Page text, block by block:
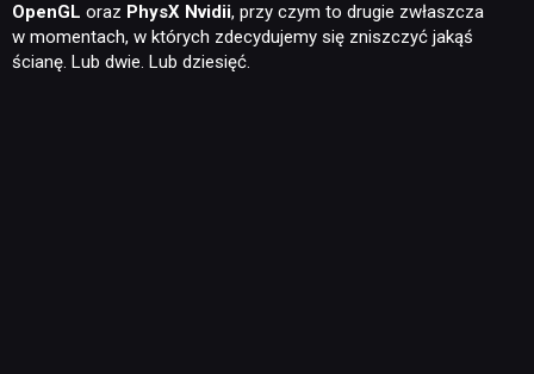
OpenGL oraz PhysX Nvidii, przy czym to drugie zwłaszcza
w momentach, w których zdecydujemy się zniszczyć jakąś
ścianę. Lub dwie. Lub dziesięć.